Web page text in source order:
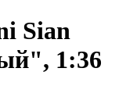
Sian
1:36